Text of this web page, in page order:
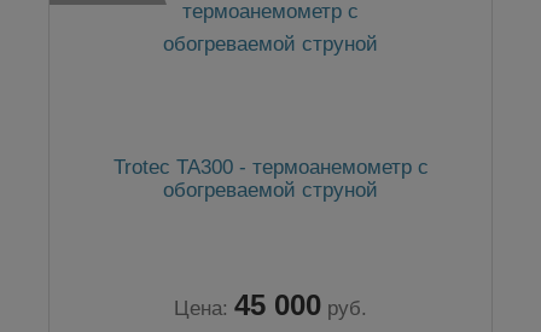
Trotec TA300 - термоанемометр с
обогреваемой струной
Цена: 45 000 руб.